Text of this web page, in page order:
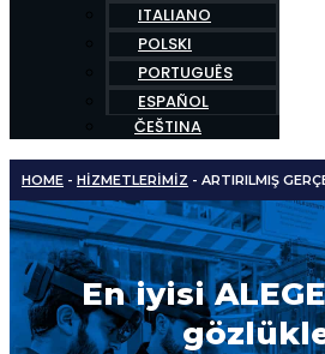
ITALIANO
POLSKI
PORTUGUÊS
ESPAÑOL
ČEŠTINA
HOME - HIZMETLERIMIZ - ARTIRILMIŞ
En iyisi